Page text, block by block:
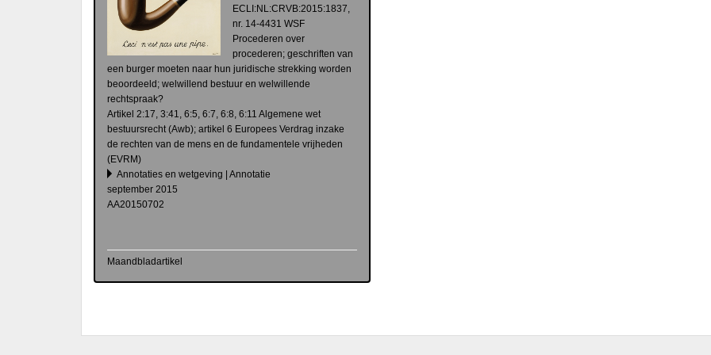
ECLI:NL:CRVB:2015:1837,
nr. 14-4431 WSF
Procederen over
procederen; geschriften van
een burger moeten naar hun juridische strekking worden
beoordeeld; welwillend bestuur en welwillende
rechtspraak?
Artikel 2:17, 3:41, 6:5, 6:7, 6:8, 6:11 Algemene wet
bestuursrecht (Awb); artikel 6 Europees Verdrag inzake
de rechten van de mens en de fundamentele vrijheden
(EVRM)
Annotaties en wetgeving | Annotatie
september 2015
AA20150702
Maandbladartikel